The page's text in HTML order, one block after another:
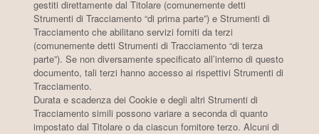
gestiti direttamente dal Titolare (comunemente detti
Strumenti di Tracciamento “di prima parte”) e Strumenti di
Tracciamento che abilitano servizi forniti da terzi
(comunemente detti Strumenti di Tracciamento “di terza
parte”). Se non diversamente specificato all’interno di questo
documento, tali terzi hanno accesso ai rispettivi Strumenti di
Tracciamento.
Durata e scadenza dei Cookie e degli altri Strumenti di
Tracciamento simili possono variare a seconda di quanto
impostato dal Titolare o da ciascun fornitore terzo. Alcuni di